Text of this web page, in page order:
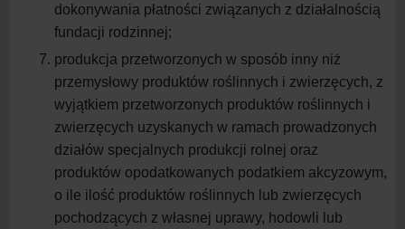
dokonywania płatności związanych z działalnością
fundacji rodzinnej;
produkcja przetworzonych w sposób inny niż
przemysłowy produktów roślinnych i zwierzęcych, z
wyjątkiem przetworzonych produktów roślinnych i
zwierzęcych uzyskanych w ramach prowadzonych
działów specjalnych produkcji rolnej oraz
produktów opodatkowanych podatkiem akcyzowym,
o ile ilość produktów roślinnych lub zwierzęcych
pochodzących z własnej uprawy, hodowli lub